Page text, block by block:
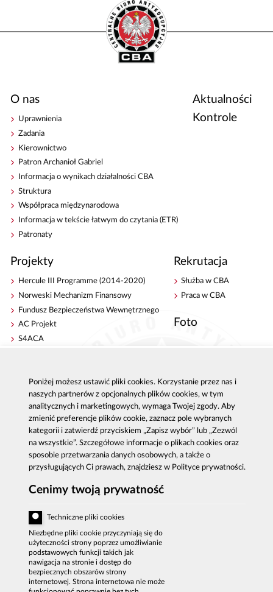
O nas
Uprawnienia
Zadania
Kierownictwo
Patron Archanioł Gabriel
Informacja o wynikach działalności CBA
Struktura
Współpraca międzynarodowa
Informacja w tekście łatwym do czytania (ETR)
Patronaty
Aktualności
Kontrole
Projekty
Hercule III Programme (2014-2020)
Norweski Mechanizm Finansowy
Fundusz Bezpieczeństwa Wewnętrznego
AC Projekt
S4ACA
Rekrutacja
Służba w CBA
Praca w CBA
Foto
Publikacje
Strategie antykorupcyjne
Platforma e-learningowa
Centrala CBA w Warszawie
Delegatury CBA
Zgłoś korupcję
Dla mediów
Sygnaliści - zgłoszenia zewnętrzne
Zgłoszenie korupcji: 800 808 808, email:
fax: 22 437 2297, tel.: 22 437 2222, email:
bip@ cba.gov.pl
DEKLARACJA DOSTĘPNOŚCI
MAPA SERWISU
Poniżej możesz ustawić pliki cookies. Korzystanie przez nas i
naszych partnerów z opcjonalnych plików cookies, w tym
analitycznych i marketingowych, wymaga Twojej zgody. Aby
zmienić preferencje plików cookie, zaznacz pole wybranych
kategorii i zatwierdź przyciskiem „Zapisz wybór” lub „Zezwól
na wszystkie”. Szczegółowe informacje o plikach cookies oraz
sposobie przetwarzania danych osobowych, a także o
przysługujących Ci prawach, znajdziesz w Polityce prywatności.
Cenimy twoją prywatność
Techniczne pliki cookies
Niezbędne pliki cookie przyczyniają się do
użyteczności strony poprzez umożliwianie
podstawowych funkcji takich jak
nawigacja na stronie i dostęp do
bezpiecznych obszarów strony
internetowej. Strona internetowa nie może